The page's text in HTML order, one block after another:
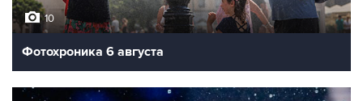
10
Фотохроника 6 августа